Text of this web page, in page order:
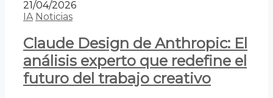
21/04/2026
IA Noticias
Claude Design de Anthropic: El
análisis experto que redefine el
futuro del trabajo creativo